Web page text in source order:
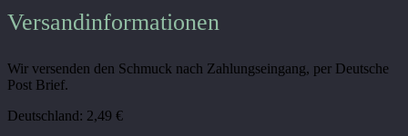
Versandinformationen
Wir versenden den Schmuck nach Zahlungseingang, per Deutsche
Post Brief.
Deutschland: 2,49 €